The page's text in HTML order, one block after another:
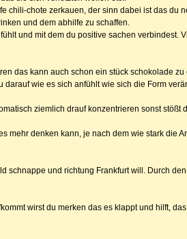
chote zerkauen, der sinn dabei ist das du
und dem abhilfe zu schaffen.
und mit dem du positive sachen
das kann auch schon ein stück schokolade
wie es sich anfühlt wie sich die Form
ziemlich drauf konzentrieren sonst stößt
mehr denken kann, je nach dem wie stark die
und richtung Frankfurt will. Durch
wirst du merken das es klappt und hilft,